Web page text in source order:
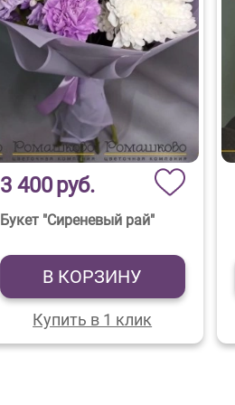
3 400руб.
Букет "Сиреневый рай"
В КОРЗИНУ
Купить в 1 клик